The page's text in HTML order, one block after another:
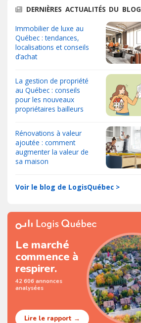
DERNIÈRES ACTUALITÉS DU BLOG
Immobilier de luxe au
Québec : tendances,
localisations et conseils
d’achat
La gestion de propriété
au Québec : conseils
pour les nouveaux
propriétaires bailleurs
Rénovations à valeur
ajoutée : comment
augmenter la valeur de
sa maison
Voir le blog de LogisQuébec >
Le marché
commence à
respirer.
42 606 annonces
analysées
Lire le rapport →